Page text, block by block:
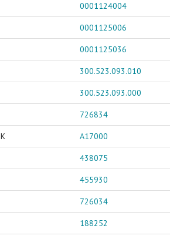
0001124004
0001125006
0001125036
300.523.093.010
300.523.093.000
726834
A17000
438075
455930
726034
188252